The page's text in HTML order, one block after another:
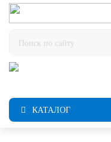
КАТАЛОГ